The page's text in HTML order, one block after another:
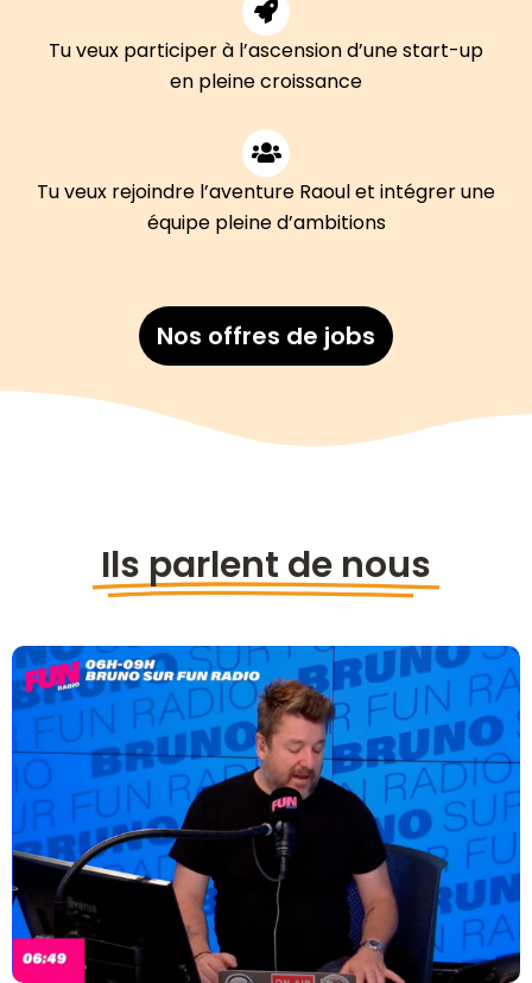
Tu veux participer à l’ascension d’une start-up
en pleine croissance
Tu veux rejoindre l’aventure Raoul et intégrer une
équipe pleine d’ambitions
Nos offres de jobs
Ils parlent de nous